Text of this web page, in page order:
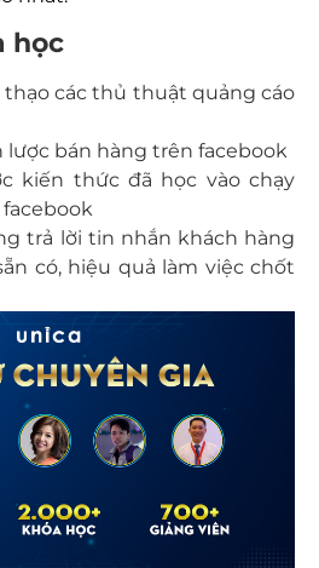
học
các thủ thuật quảng cáo
lược bán hàng trên facebook
kiến thức đã học vào chạy
trả lời tin nhắn khách hàng
có, hiệu quả làm việc chốt